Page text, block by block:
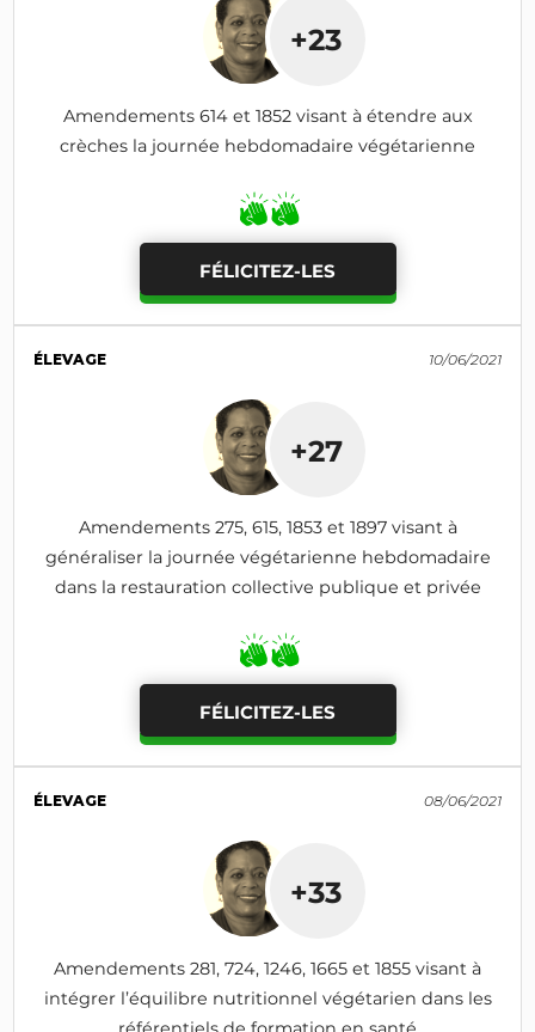
+23
Amendements 614 et 1852 visant à étendre aux
crèches la journée hebdomadaire végétarienne
FÉLICITEZ-LES
ÉLEVAGE 10/06/2021
+27
Amendements 275, 615, 1853 et 1897 visant à
généraliser la journée végétarienne hebdomadaire
dans la restauration collective publique et privée
FÉLICITEZ-LES
ÉLEVAGE 08/06/2021
+33
Amendements 281, 724, 1246, 1665 et 1855 visant à
intégrer l’équilibre nutritionnel végétarien dans les